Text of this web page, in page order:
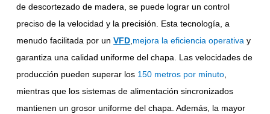
de descortezado de madera, se puede lograr un control
preciso de la velocidad y la precisión. Esta tecnología, a
menudo facilitada por unVFD mejora la eficiencia operativa y
garantiza una calidad uniforme del chapa. Las velocidades de
producción pueden superar los 150 metros por minuto
mientras que los sistemas de alimentación sincronizados
mantienen un grosor uniforme del chapa. Además, la mayor